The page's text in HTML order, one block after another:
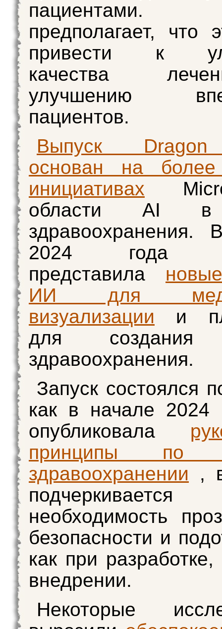
пациентами.
предполагает, что
привести к
качества
улучшению
пациентов.
Выпуск
основан на
инициативах
области AI в
здравоохранения.
2024 года
представила
ИИ для
визуализации и
для создания
здравоохранения.
Запуск состоялся
как в начале 2024
опубликовала
принципы
здравоохранении ,
подчеркивается
необходимость
безопасности и
как при
внедрении.
Некоторые